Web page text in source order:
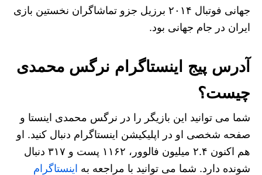
جهانی فوتبال ۲۰۱۴ برزیل جزو تماشاگران نخستین بازی
ایران در جام جهانی بود.
آدرس پیج اینستاگرام نرگس محمدی
چیست؟
شما می توانید این بازیگر را در نرگس محمدی اینستا و
صفحه شخصی او در اپلیکیشن اینستاگرام دنبال کنید. او
هم اکنون ۲.۴ میلیون فالوور، ۱۱۶۲ پست و ۳۱۷ دنبال
شونده دارد. شما می توانید با مراجعه به اینستاگرام